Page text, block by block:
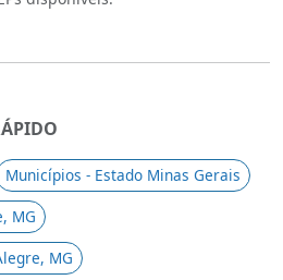
Municípios - Estado Minas Gerais
MG
MG